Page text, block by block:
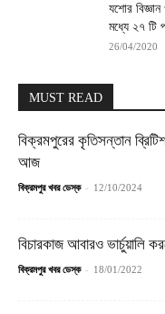
যশোর
মধ্যে ২৭ টি
26/04/2020
MUST READ
বিক্রমপুরের কৃতিসন্তান
আজ
বিক্রমপুর খবর ডেস্ক - 12/10/2024
বিচারকাজ আবারও ভার্চুয়ালি
বিক্রমপুর খবর ডেস্ক - 18/01/2022